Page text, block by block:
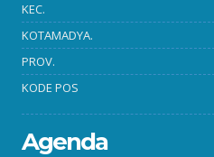
KEC.
KOTAMADYA.
PROV.
KODE POS
Agenda